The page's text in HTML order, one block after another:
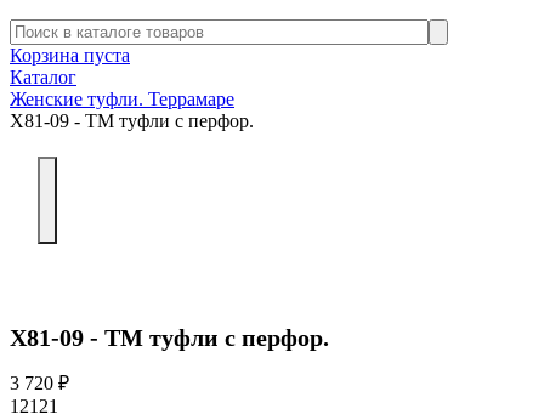
Корзина пуста
Каталог
Женские туфли. Террамаре
Х81-09 - ТМ туфли с перфор.
Х81-09 - ТМ туфли с перфор.
3 720 ₽
12121